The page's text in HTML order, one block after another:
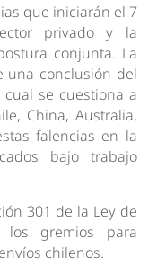
que iniciarán el 7
privado y la
conjunta. La
una conclusión del
se cuestiona a
China, Australia,
falencias en la
bajo trabajo
301 de la Ley de
los gremios para
chilenos.